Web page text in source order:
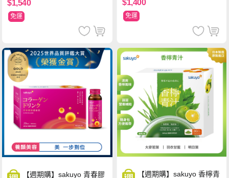
$1,540
免運
$1,400
免運
【週期購】sakuyo 青春膠
【週期購】sakuyo 香檸青